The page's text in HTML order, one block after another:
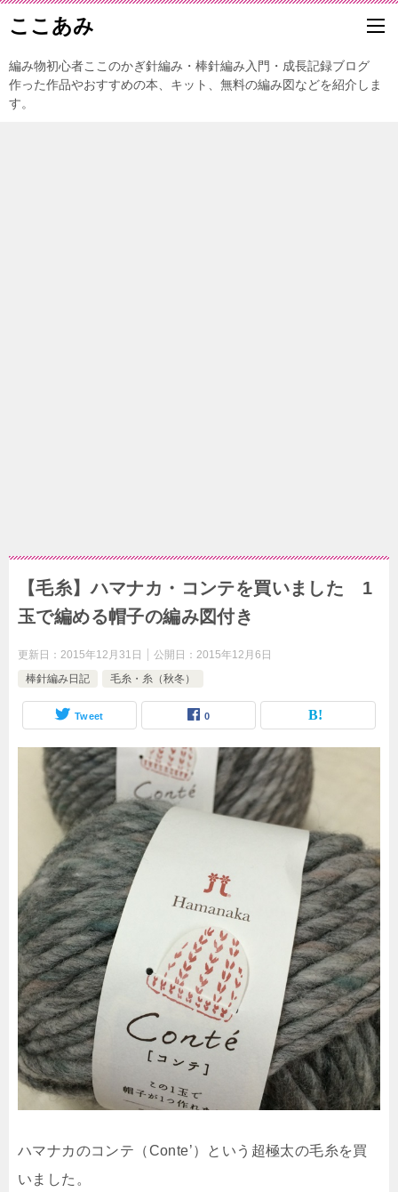
ここあみ
編み物初心者ここのかぎ針編み・棒針編み入門・成長記録ブログ
作った作品やおすすめの本、キット、無料の編み図などを紹介しま
す。
【毛糸】ハマナカ・コンテを買いました 1
玉で編める帽子の編み図付き
更新日： 2015年12月31日 公開日： 2015年12月6日
棒針編み日記
毛糸・糸（秋冬）
Tweet 0
ハマナカのコンテ（Conte’）という超極太の毛糸を買
いました。